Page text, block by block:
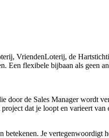
VriendenLoterij, de
Een flexibele bijbaan als geen
de Sales Manager wordt
dat je loopt en varieert
Je